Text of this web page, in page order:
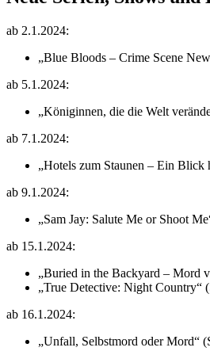
ab 2.1.2024:
„Blue Bloods – Crime Scene
ab 5.1.2024:
„Königinnen, die die Welt
ab 7.1.2024:
„Hotels zum Staunen – Ein
ab 9.1.2024:
„Sam Jay: Salute Me or Shoot
ab 15.1.2024:
„Buried in the Backyard – Mord
„True Detective: Night Country“
ab 16.1.2024:
„Unfall, Selbstmord oder Mord“